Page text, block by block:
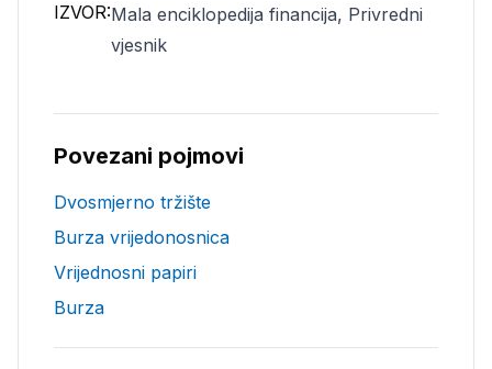
IZVOR:Mala enciklopedija financija, Privredni
vjesnik
Povezani pojmovi
Dvosmjerno tržište
Burza vrijedonosnica
Vrijednosni papiri
Burza